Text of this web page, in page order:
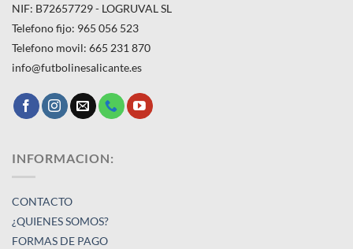
NIF: B72657729 - LOGRUVAL SL
Telefono fijo: 965 056 523
Telefono movil: 665 231 870
info@futbolinesalicante.es
INFORMACION:
CONTACTO
¿QUIENES SOMOS?
FORMAS DE PAGO